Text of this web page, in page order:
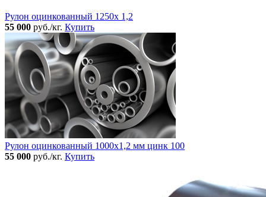
Рулон оцинкованный 1250х 1,2
55 000 руб./кг. Купить
Рулон оцинкованный 1000х1,2 мм цинк 100
55 000 руб./кг. Купить